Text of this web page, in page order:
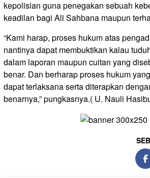
kepolisian guna penegakan sebuah
keadilan bagi Ali Sahbana maupun
“Kami harap, proses hukum atas
nantinya dapat membuktikan kalau
dalam laporan maupun cuitan yang
benar. Dan berharap proses hukum
dapat terlaksana serta diterapkan
benarnya,” pungkasnya.( U. Nauli